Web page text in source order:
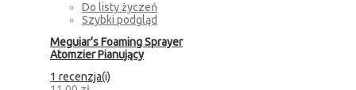
Do listy życzeń
Szybki podgląd
Meguiar's Foaming Sprayer
Atomzier Pianujący
1 recenzja(i)